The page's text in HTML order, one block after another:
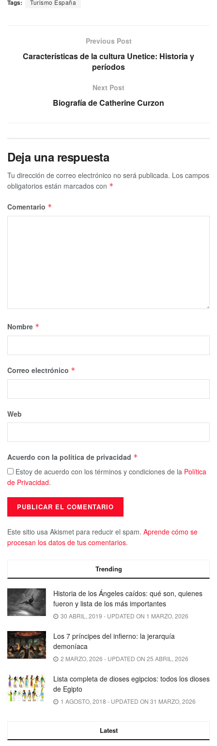
Tags: Turismo España
Previous Post
Características de la cultura Unetice: Historia y
períodos
Next Post
Biografía de Catherine Curzon
Deja una respuesta
Tu dirección de correo electrónico no será publicada. Los campos
obligatorios están marcados con *
Comentario *
Nombre *
Correo electrónico *
Web
Acuerdo con la política de privacidad *
Estoy de acuerdo con los términos y condiciones de la Política
de Privacidad.
Este sitio usa Akismet para reducir el spam. Aprende cómo se
procesan los datos de tus comentarios.
Trending
Historia de los Ángeles caídos: qué son, quienes
fueron y lista de los más importantes
30 ABRIL, 2019 - UPDATED ON 1 MARZO, 2026
Los 7 príncipes del infierno: la jerarquía
demoníaca
2 MARZO, 2026 - UPDATED ON 25 ABRIL, 2026
Lista completa de dioses egipcios: todos los dioses
de Egipto
1 AGOSTO, 2018 - UPDATED ON 31 MARZO, 2026
Latest